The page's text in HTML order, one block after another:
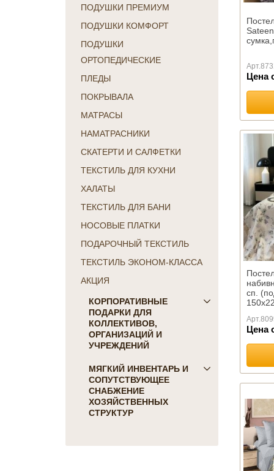
ПОДУШКИ ПРЕМИУМ
ПОДУШКИ КОМФОРТ
ПОДУШКИ
ОРТОПЕДИЧЕСКИЕ
ПЛЕДЫ
ПОКРЫВАЛА
МАТРАСЫ
НАМАТРАСНИКИ
СКАТЕРТИ И САЛФЕТКИ
ТЕКСТИЛЬ ДЛЯ КУХНИ
ХАЛАТЫ
ТЕКСТИЛЬ ДЛЯ БАНИ
НОСОВЫЕ ПЛАТКИ
ПОДАРОЧНЫЙ ТЕКСТИЛЬ
ТЕКСТИЛЬ ЭКОНОМ-КЛАССА
АКЦИЯ
КОРПОРАТИВНЫЕ
ПОДАРКИ ДЛЯ
КОЛЛЕКТИВОВ,
ОРГАНИЗАЦИЙ И
УЧРЕЖДЕНИЙ
ПОДАРКИ ДЛЯ КОГО:
Женщинам
Коллегам
Мужчинам
МЯГКИЙ ИНВЕНТАРЬ И
СОПУТСТВУЮЩЕЕ
СНАБЖЕНИЕ
ХОЗЯЙСТВЕННЫХ
СТРУКТУР
Арт.
Цена
сп.
Арт.
Цена